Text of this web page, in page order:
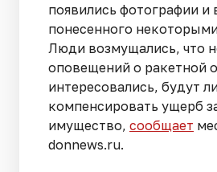
появились фотографии и
понесенного
Люди возмущались, что
оповещений о ракетной
интересовались, будут
компенсировать ущерб
имущество, сообщает
donnews.ru.